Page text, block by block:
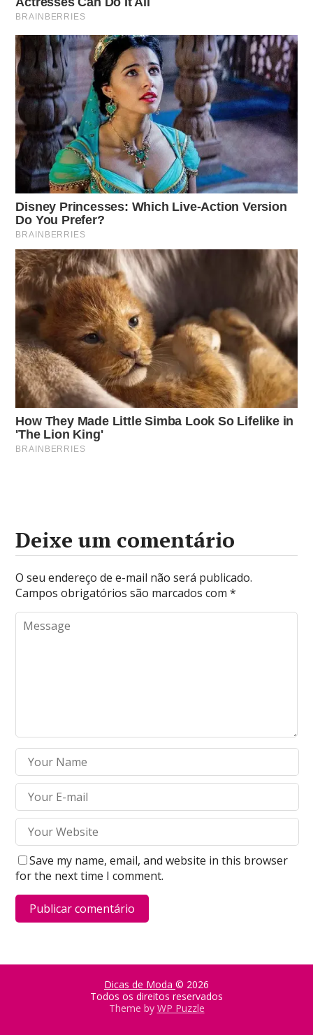
Deixe um comentário
O seu endereço de e-mail não será publicado.
Campos obrigatórios são marcados com*
Save my name, email, and website in this browser
for the next time I comment.
Dicas de Moda © 2026
Todos os direitos reservados
Theme by WP Puzzle